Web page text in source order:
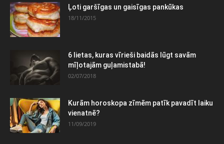
Ļoti garšīgas un gaisīgas pankūkas
18/11/2015
6 lietas, kuras vīrieši baidās lūgt savām
mīļotajām guļamistabā!
02/07/2018
Kurām horoskopa zīmēm patīk pavadīt laiku
vienatnē?
11/09/2019